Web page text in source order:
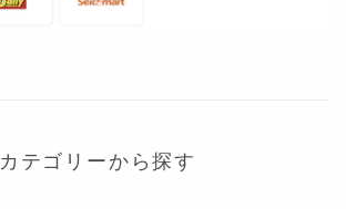
カテゴリーから探す